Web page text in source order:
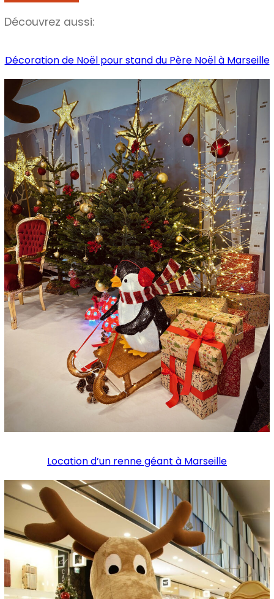
Découvrez aussi:
Décoration de Noël pour stand du Père Noël à Marseille
Location d’un renne géant à Marseille